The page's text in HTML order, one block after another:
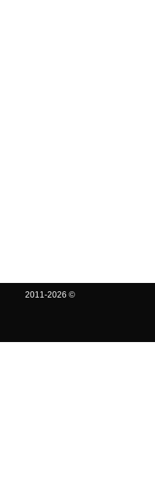
2011-2026 ©